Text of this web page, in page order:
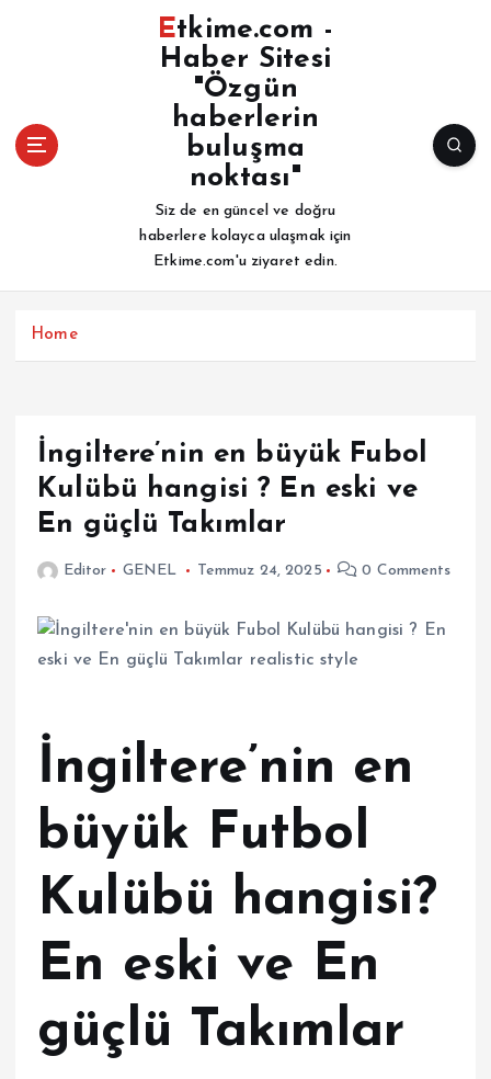
Etkime.com -
Haber Sitesi
"Özgün
haberlerin
buluşma
noktası"
Siz de en güncel ve doğru
haberlere kolayca ulaşmak için
Etkime.com'u ziyaret edin.
Home
İngiltere’nin en büyük Fubol
Kulübü hangisi ? En eski ve
En güçlü Takımlar
Editor GENEL Temmuz 24, 2025 0 Comments
İngiltere’nin en
büyük Futbol
Kulübü hangisi?
En eski ve En
güçlü Takımlar